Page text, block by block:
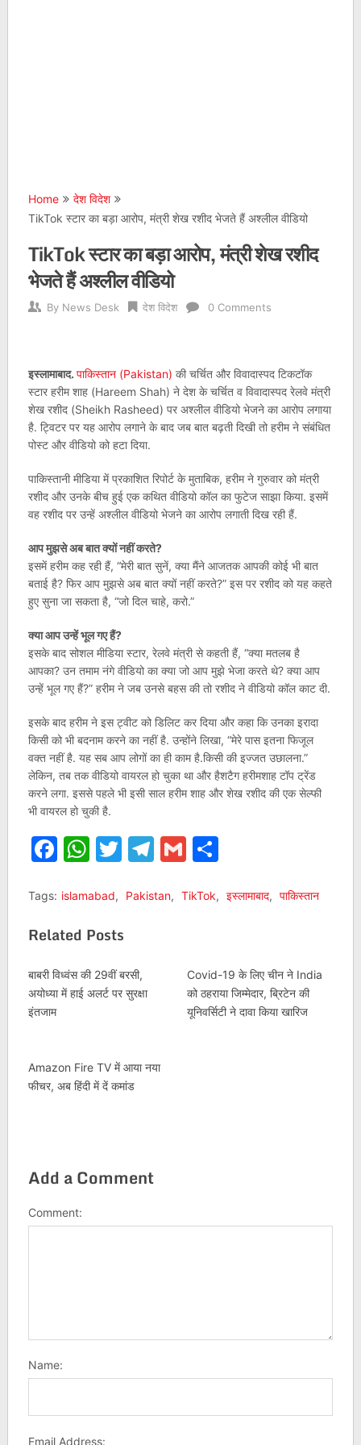
Home
देश विदेश
TikTok स्टार का बड़ा आरोप, मंत्री शेख रशीद भेजते हैं अश्लील वीडियो
TikTok स्टार का बड़ा आरोप, मंत्री शेख रशीद
भेजते हैं अश्लील वीडियो
By News Desk देश विदेश 0 Comments
इस्लामाबाद. पाकिस्तान (Pakistan) की चर्चित और विवादास्पद टिकटॉक
स्टार हरीम शाह (Hareem Shah) ने देश के चर्चित व विवादास्पद रेलवे मंत्री
शेख रशीद (Sheikh Rasheed) पर अश्लील वीडियो भेजने का आरोप लगाया
है. ट्विटर पर यह आरोप लगाने के बाद जब बात बढ़ती दिखी तो हरीम ने संबंधित
पोस्ट और वीडियो को हटा दिया.
पाकिस्तानी मीडिया में प्रकाशित रिपोर्ट के मुताबिक, हरीम ने गुरुवार को मंत्री
रशीद और उनके बीच हुई एक कथित वीडियो कॉल का फुटेज साझा किया. इसमें
वह रशीद पर उन्हें अश्लील वीडियो भेजने का आरोप लगाती दिख रही हैं.
आप मुझसे अब बात क्यों नहीं करते?
इसमें हरीम कह रही हैं, “मेरी बात सुनें, क्या मैंने आजतक आपकी कोई भी बात
बताई है? फिर आप मुझसे अब बात क्यों नहीं करते?” इस पर रशीद को यह कहते
हुए सुना जा सकता है, “जो दिल चाहे, करो.”
क्या आप उन्हें भूल गए हैं?
इसके बाद सोशल मीडिया स्टार, रेलवे मंत्री से कहती हैं, “क्या मतलब है
आपका? उन तमाम नंगे वीडियो का क्या जो आप मुझे भेजा करते थे? क्या आप
उन्हें भूल गए हैं?” हरीम ने जब उनसे बहस की तो रशीद ने वीडियो कॉल काट दी.
इसके बाद हरीम ने इस ट्वीट को डिलिट कर दिया और कहा कि उनका इरादा
किसी को भी बदनाम करने का नहीं है. उन्होंने लिखा, “मेरे पास इतना फिजूल
वक्त नहीं है. यह सब आप लोगों का ही काम है.किसी की इज्जत उछालना.”
लेकिन, तब तक वीडियो वायरल हो चुका था और हैशटैग हरीमशाह टॉप ट्रेंड
करने लगा. इससे पहले भी इसी साल हरीम शाह और शेख रशीद की एक सेल्फी
भी वायरल हो चुकी है.
Facebook
WhatsApp
Twitter
Telegram
GmailShare
Tags: islamabad, Pakistan, TikTok, इस्लामाबाद, पाकिस्‍तान
Related Posts
बाबरी विध्वंस की 29वीं बरसी,
अयोध्या में हाई अलर्ट पर सुरक्षा
इंतजाम
Covid-19 के लिए चीन ने India
को ठहराया जिम्मेदार, ब्रिटेन की
यूनिवर्सिटी ने दावा किया खारिज
Amazon Fire TV में आया नया
फीचर, अब हिंदी में दें कमांड
Add a Comment
Comment:
Name:
Email Address: